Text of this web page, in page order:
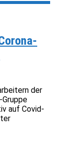
der
auf Covid-